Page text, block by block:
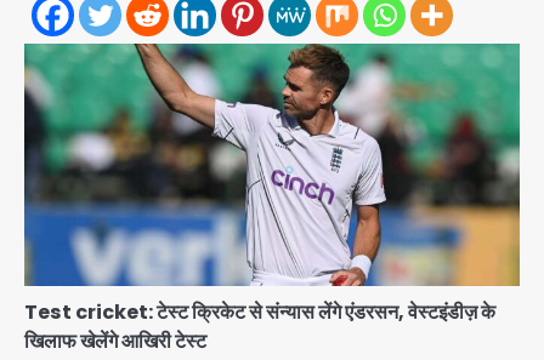
Test cricket: टेस्ट क्रिकेट से संन्यास लेंगे एंडरसन, वेस्टइंडीज़ के
खिलाफ खेलेंगे आखिरी टेस्ट